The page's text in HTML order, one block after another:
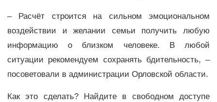
– Расчёт строится на сильном эмоциональном
воздействии и желании семьи получить любую
информацию о близком человеке. В любой
ситуации рекомендуем сохранять бдительность, –
посоветовали в администрации Орловской области.
Как это сделать? Найдите в свободном доступе